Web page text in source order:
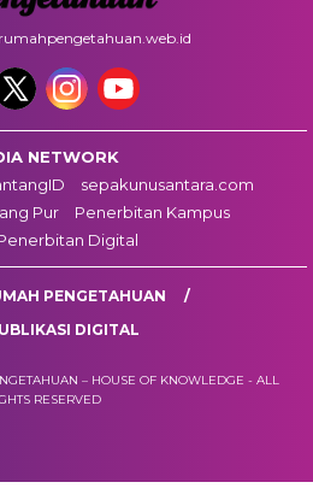
NETWORK
sepakunusantara.com
Pur
Penerbitan Kampus
Digital
PENGETAHUAN
DIGITAL
– HOUSE OF KNOWLEDGE - ALL
RESERVED